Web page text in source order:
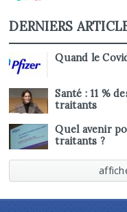
DERNIERS
Quand le
Santé : 11 %
traitants
Quel avenir
traitants ?